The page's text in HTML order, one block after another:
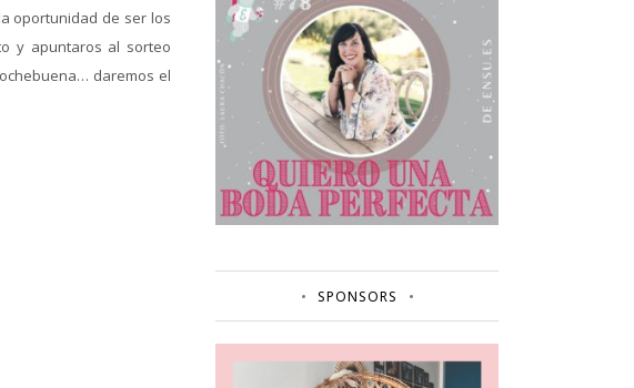
oportunidad de ser los
y apuntaros al sorteo
daremos el
SPONSORS